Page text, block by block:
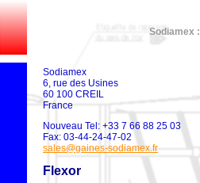
Sodiamex
Sodiamex
6, rue des Usines
60 100 CREIL
France
Nouveau Tel: +33 7 66 88 25 03
Fax: 03-44-24-47-02
sales@gaines-sodiamex.fr
Flexor